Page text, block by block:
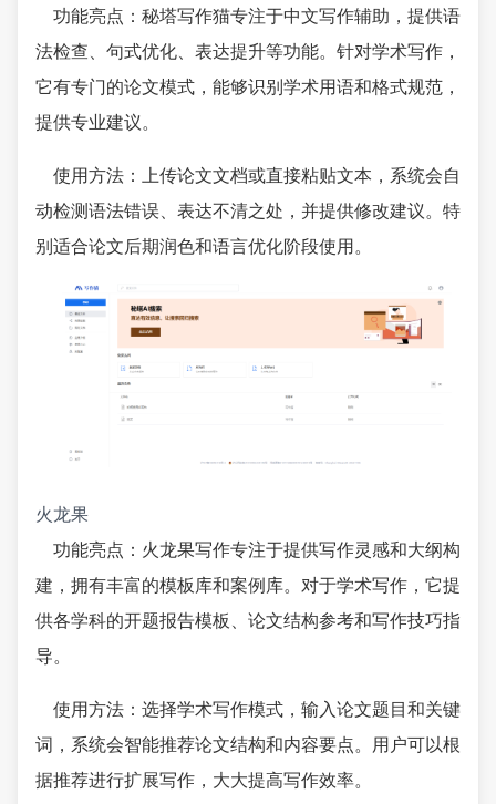
功能亮点：秘塔写作猫专注于中文写作辅助，提供语
法检查、句式优化、表达提升等功能。针对学术写作，
它有专门的论文模式，能够识别学术用语和格式规范，
提供专业建议。
使用方法：上传论文文档或直接粘贴文本，系统会自
动检测语法错误、表达不清之处，并提供修改建议。特
别适合论文后期润色和语言优化阶段使用。
火龙果
功能亮点：火龙果写作专注于提供写作灵感和大纲构
建，拥有丰富的模板库和案例库。对于学术写作，它提
供各学科的开题报告模板、论文结构参考和写作技巧指
导。
使用方法：选择学术写作模式，输入论文题目和关键
词，系统会智能推荐论文结构和内容要点。用户可以根
据推荐进行扩展写作，大大提高写作效率。